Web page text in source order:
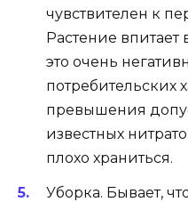
чувствителен к
Растение
это очень
потребительских
превышения
известных
плохо храниться.
Уборка. Бывает,